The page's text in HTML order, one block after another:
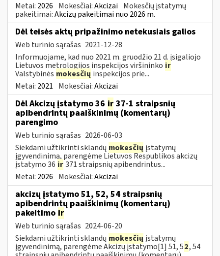
Metai: 2026 Mokesčiai:Akcizai Mokesčių įstatymų
pakeitimai:Akcizų pakeitimai nuo 2026 m.
Dėl teisės aktų pripažinimo netekusiais galios
Web turinio sąrašas 2021-12-28
Informuojame, kad nuo 2021 m. gruodžio 21 d. įsigaliojo
Lietuvos metrologijos inspekcijos viršininko ir
Valstybinės mokesčių inspekcijos prie...
Metai: 2021 Mokesčiai:Akcizai
Dėl Akcizų įstatymo 36 ir 37-1 straipsnių
apibendrintų paaiškinimų (komentarų)
parengimo
Web turinio sąrašas 2026-06-03
Siekdami užtikrinti sklandų mokesčių įstatymų
įgyvendinimą, parengėme Lietuvos Respublikos akcizų
įstatymo 36 ir371 straipsnių apibendrintus...
Metai: 2026 Mokesčiai:Akcizai
akcizų įstatymo 51, 52, 54 straipsnių
apibendrintų paaiškinimų (komentarų)
pakeitimo ir
Web turinio sąrašas 2024-06-20
Siekdami užtikrinti sklandų mokesčių įstatymų
įgyvendinimą, parengėme Akcizų įstatymo[1] 51, 52, 54